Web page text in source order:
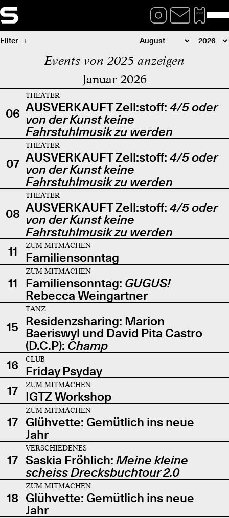
Filter
Events von 2025 anzeigen
Januar 2026
06
THEATER
AUSVERKAUFT Zell:stoff: 4/5 oder
von der Kunst keine
Fahrstuhlmusik zu werden
07
THEATER
AUSVERKAUFT Zell:stoff: 4/5 oder
von der Kunst keine
Fahrstuhlmusik zu werden
08
THEATER
AUSVERKAUFT Zell:stoff: 4/5 oder
von der Kunst keine
Fahrstuhlmusik zu werden
11
ZUM MITMACHEN
Familiensonntag
11
ZUM MITMACHEN
Familiensonntag: GUGUS!
Rebecca Weingartner
15
TANZ
Residenzsharing: Marion
Baeriswyl und David Pita Castro
(D.C.P): Champ
16
CLUB
Friday Psyday
17
ZUM MITMACHEN
IGTZ Workshop
17
ZUM MITMACHEN
Glühvette: Gemütlich ins neue
Jahr
17
VERSCHIEDENES
Saskia Fröhlich: Meine kleine
scheiss Drecksbuchtour 2.0
18
ZUM MITMACHEN
Glühvette: Gemütlich ins neue
Jahr